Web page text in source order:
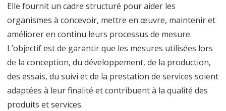
systèmes
management
de
la
Elle fournit un cadre structuré pour aider les
organismes à concevoir, mettre en œuvre, maintenir et
améliorer en continu leurs processus de mesure.
L’objectif est de garantir que les mesures utilisées lors
de la conception, du développement, de la production,
des essais, du suivi et de la prestation de services soient
adaptées à leur finalité et contribuent à la qualité des
produits et services.